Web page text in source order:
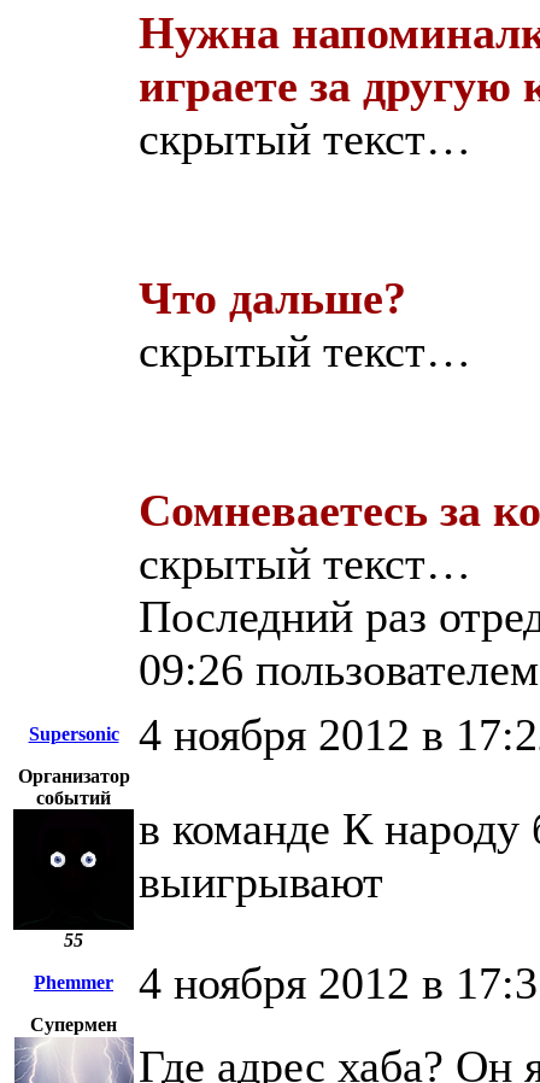
Нужна
играете за другую
скрытый текст…
Что дальше?
скрытый текст…
Сомневаетесь за
скрытый текст…
Последний раз
09:26
Supersonic 4 ноября 2012 в
Организатор
событий
55
в команде К
выигрывают
Phemmer 4 ноября 2012 в
Супермен
Где адрес хаба? Он